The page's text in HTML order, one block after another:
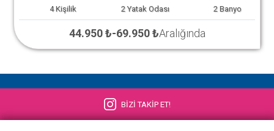
4 Kişilik 2 Yatak Odası 2 Banyo
44.950 ₺-69.950 ₺Aralığında
BİZİ TAKİP ET!